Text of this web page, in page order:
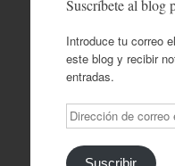
Suscríbete al blog
Introduce tu correo
este blog y recibir
entradas.
Dirección
de
correo